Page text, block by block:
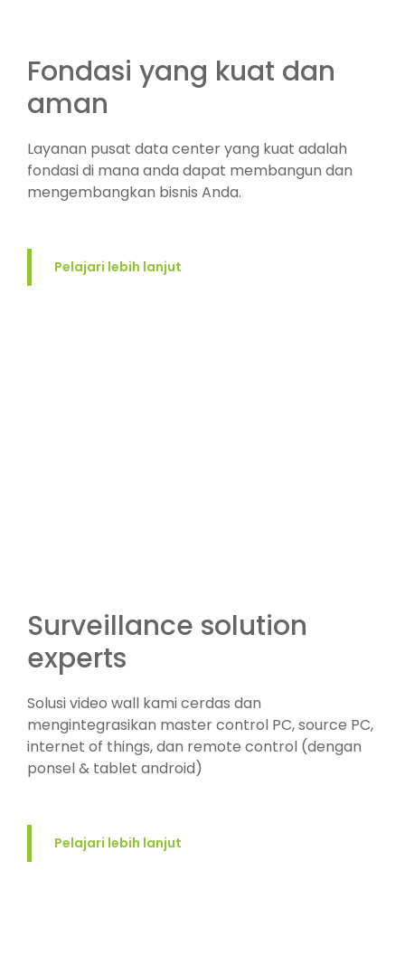
Fondasi yang kuat dan
aman
Layanan pusat data center yang kuat adalah
fondasi di mana anda dapat membangun dan
mengembangkan bisnis Anda.
Pelajari lebih lanjut
Surveillance solution
experts
Solusi video wall kami cerdas dan
mengintegrasikan master control PC, source PC,
internet of things, dan remote control (dengan
ponsel & tablet android)
Pelajari lebih lanjut